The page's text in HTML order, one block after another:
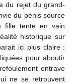
du rejet du grand-
du pénis source
fille tente en vain
historique sur
ici plus claire :
pour aboutir
entrave
ne se retrouvent